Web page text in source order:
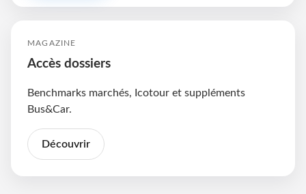
MAGAZINE
Accès dossiers
Benchmarks marchés, Icotour et suppléments
Bus&Car.
Découvrir